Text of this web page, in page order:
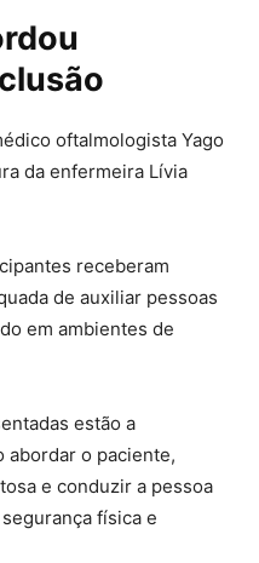
oftalmologista Yago
da enfermeira Lívia
receberam
de auxiliar pessoas
em ambientes de
estão a
abordar o paciente,
e conduzir a pessoa
física e